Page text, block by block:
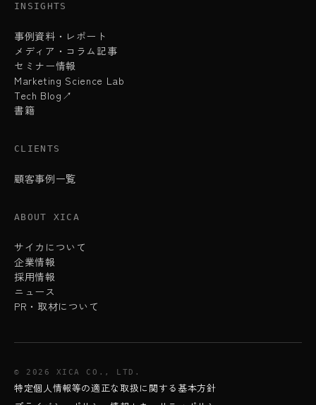
INSIGHTS
事例資料・レポート
メディア・コラム記事
セミナー情報
Marketing Science Lab
Tech Blog↗
書籍
CLIENTS
顧客事例一覧
ABOUT XICA
サイカについて
企業情報
採用情報
ニュース
PR・取材について
© 2026 XICA CO., LTD.
特定個人情報等の適正な取扱に関する基本方針